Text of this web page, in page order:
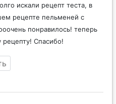
искали рецепт теста, в
рецепте пельменей с
понравилось! теперь
рецепту! Спасибо!